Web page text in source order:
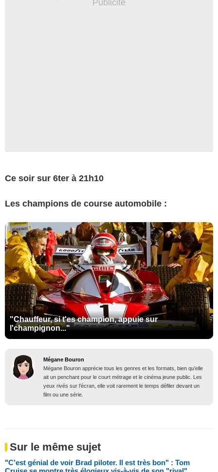
Ce soir sur 6ter à 21h10
Les champions de course automobile :
"Chauffeur, si t'es champion, appuie sur
l'champignon..."
Mégane Bouron
Mégane Bouron apprécie tous les genres et les formats, bien qu’elle
ait un penchant pour le court métrage et le cinéma jeune public. Les
yeux rivés sur l’écran, elle voit rarement le temps défiler devant un
film ou une série.
Sur le même sujet
"C’est génial de voir Brad piloter. Il est très bon" : Tom